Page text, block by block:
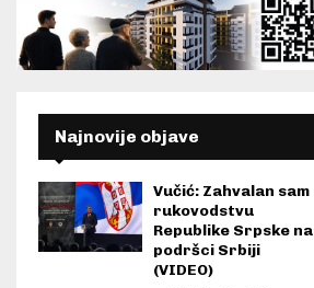
Najnovije objave
Vučić: Zahvalan sam
rukovodstvu
Republike Srpske na
podršci Srbiji
(VIDEO)